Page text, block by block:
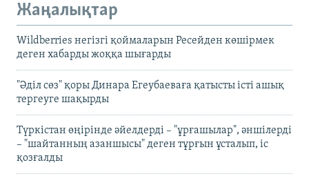
Жаңалықтар
Wildberries негізгі қоймаларын Ресейден көшірмек
деген хабарды жоққа шығарды
"Әділ сөз" қоры Динара Егеубаеваға қатысты істі ашық
тергеуге шақырды
Түркістан өңірінде әйелдерді – "ұрғашылар", әншілерді
– "шайтанның азаншысы" деген тұрғын ұсталып, іс
қозғалды